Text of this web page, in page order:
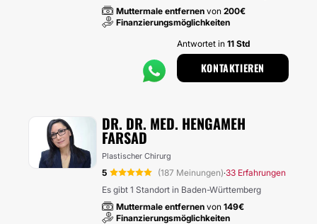
Muttermale entfernen von 200€
Finanzierungsmöglichkeiten
Antwortet in 11 Std
KONTAKTIEREN
DR. DR. MED. HENGAMEH
FARSAD
Plastischer Chirurg
5 (187 Meinungen)·33 Erfahrungen
Es gibt 1 Standort in Baden-Württemberg
Muttermale entfernen von 149€
Finanzierungsmöglichkeiten